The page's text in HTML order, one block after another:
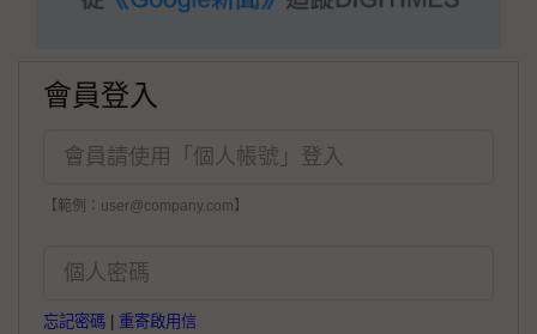
會員登入
【範例：user@company.com】
忘記密碼 重寄啟用信